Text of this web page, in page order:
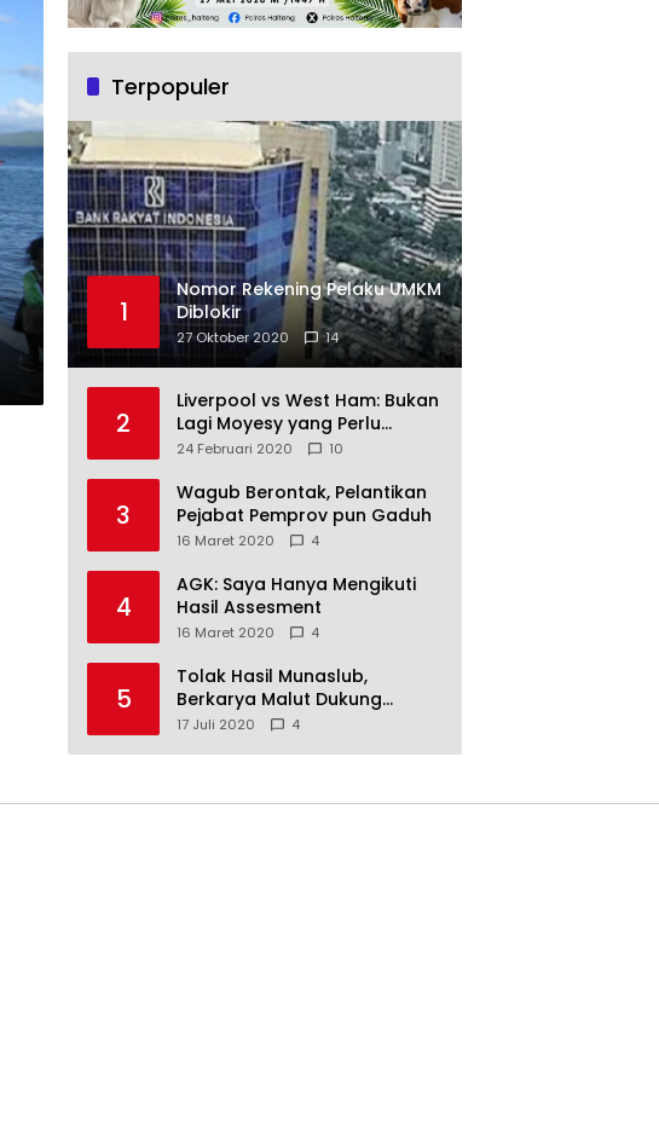
Terpopuler
1
Nomor Rekening Pelaku UMKM
Diblokir
27 Oktober 2020 14
2
Liverpool vs West Ham: Bukan
Lagi Moyesy yang Perlu
Ditakuti
24 Februari 2020 10
3
Wagub Berontak, Pelantikan
Pejabat Pemprov pun Gaduh
16 Maret 2020 4
4
AGK: Saya Hanya Mengikuti
Hasil Assesment
16 Maret 2020 4
5
Tolak Hasil Munaslub,
Berkarya Malut Dukung
Tommy Soeharto
17 Juli 2020 4